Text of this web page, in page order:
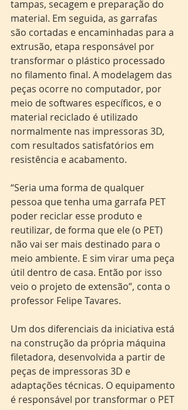
tampas, secagem e preparação do
material. Em seguida, as garrafas
são cortadas e encaminhadas para a
extrusão, etapa responsável por
transformar o plástico processado
no filamento final. A modelagem das
peças ocorre no computador, por
meio de softwares específicos, e o
material reciclado é utilizado
normalmente nas impressoras 3D,
com resultados satisfatórios em
resistência e acabamento.
“Seria uma forma de qualquer
pessoa que tenha uma garrafa PET
poder reciclar esse produto e
reutilizar, de forma que ele (o PET)
não vai ser mais destinado para o
meio ambiente. E sim virar uma peça
útil dentro de casa. Então por isso
veio o projeto de extensão”, conta o
professor Felipe Tavares.
Um dos diferenciais da iniciativa está
na construção da própria máquina
filetadora, desenvolvida a partir de
peças de impressoras 3D e
adaptações técnicas. O equipamento
é responsável por transformar o PET